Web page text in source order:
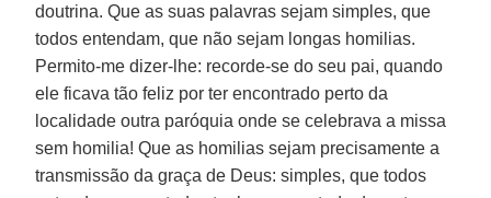
doutrina. Que as suas palavras sejam simples, que
todos entendam, que não sejam longas homilias.
Permito-me dizer-lhe: recorde-se do seu pai, quando
ele ficava tão feliz por ter encontrado perto da
localidade outra paróquia onde se celebrava a missa
sem homilia! Que as homilias sejam precisamente a
transmissão da graça de Deus: simples, que todos